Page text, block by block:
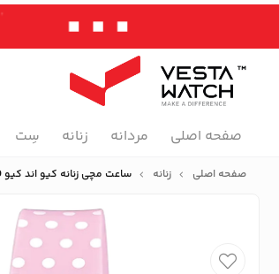
صفحه اصلی مردانه زنانه سِت
صفحه اصلی زنانه ساعت مچی زنانه کیو اند کیو Q&Q مدل V06A-016VY